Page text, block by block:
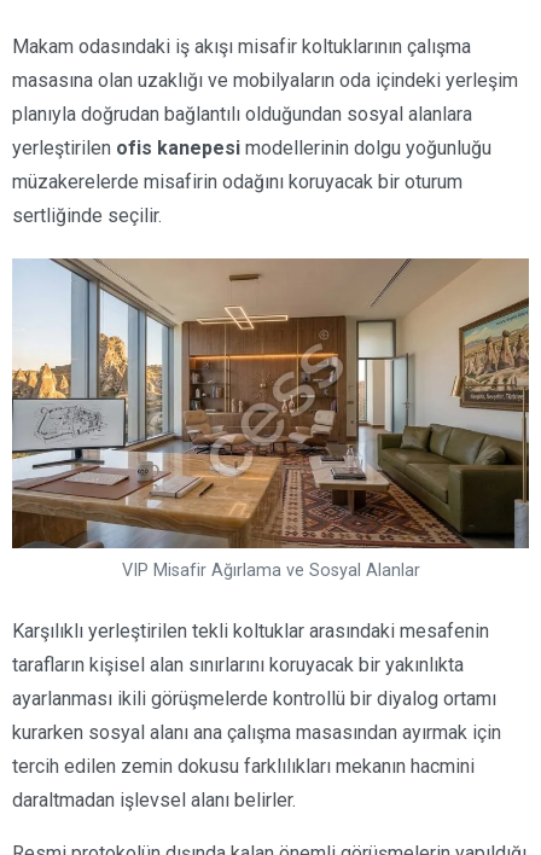
Makam odasındaki iş akışı misafir koltuklarının çalışma
masasına olan uzaklığı ve mobilyaların oda içindeki yerleşim
planıyla doğrudan bağlantılı olduğundan sosyal alanlara
yerleştirilen ofis kanepesi modellerinin dolgu yoğunluğu
müzakerelerde misafirin odağını koruyacak bir oturum
sertliğinde seçilir.
VIP Misafir Ağırlama ve Sosyal Alanlar
Karşılıklı yerleştirilen tekli koltuklar arasındaki mesafenin
tarafların kişisel alan sınırlarını koruyacak bir yakınlıkta
ayarlanması ikili görüşmelerde kontrollü bir diyalog ortamı
kurarken sosyal alanı ana çalışma masasından ayırmak için
tercih edilen zemin dokusu farklılıkları mekanın hacmini
daraltmadan işlevsel alanı belirler.